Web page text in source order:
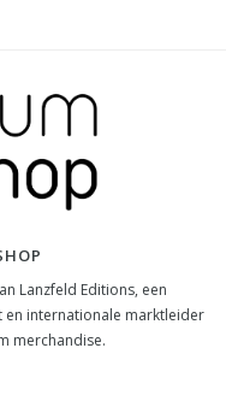
Lanzfeld Editions, een
internationale marktleider
merchandise.